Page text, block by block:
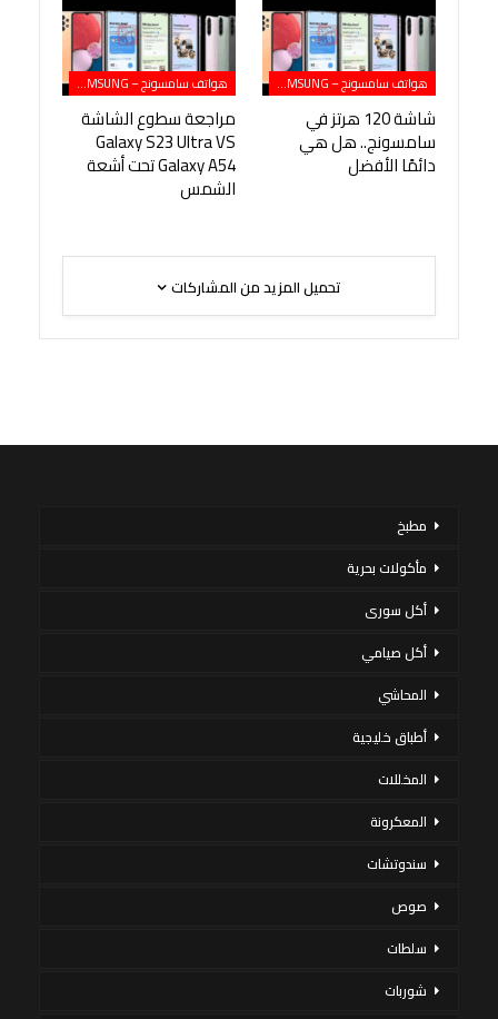
هواتف سامسونج – SAMSUNG
شاشة 120 هرتز في
سامسونج.. هل هي
دائمًا الأفضل
هواتف سامسونج – SAMSUNG
مراجعة سطوع الشاشة
Galaxy S23 Ultra VS
Galaxy A54 تحت أشعة
الشمس
تحميل المزيد من المشاركات
مطبخ
مأكولات بحرية
أكل سورى
أكل صيامي
المحاشي
أطباق خليجية
المخللات
المعكرونة
سندوتشات
صوص
سلطات
شوربات